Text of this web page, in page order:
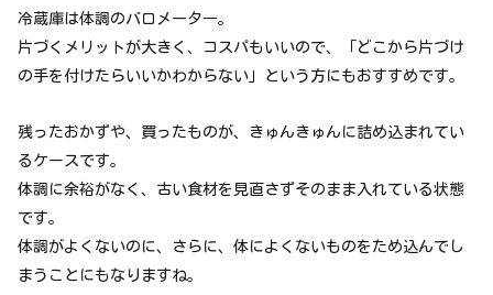
冷蔵庫は体調のバロメータ―。
片づくメリットが大きく、コスパもいいので、「どこから片づけ
の手を付けたらいいかわからない」という方にもおすすめです。
残ったおかずや、買ったものが、きゅんきゅんに詰め込まれてい
るケースです。
体調に余裕がなく、古い食材を見直さずそのまま入れている状態
です。
体調がよくないのに、さらに、体によくないものをため込んでし
まうことにもなりますね。